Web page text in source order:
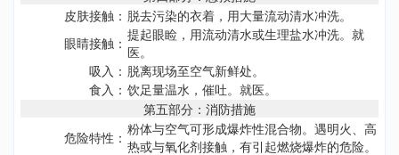
皮肤接触： 脱去污染的衣着，用大量流动清水冲洗。
眼睛接触： 提起眼睑，用流动清水或生理盐水冲洗。就
医。
吸入： 脱离现场至空气新鲜处。
食入： 饮足量温水，催吐。就医。
第五部分：消防措施
危险特性： 粉体与空气可形成爆炸性混合物。遇明火、高
热或与氧化剂接触，有引起燃烧爆炸的危险。